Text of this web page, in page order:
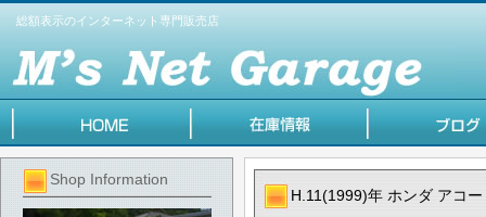
総額表示のインターネット専門販売店
Shop Information
H.11(1999)年 ホンダ アコ